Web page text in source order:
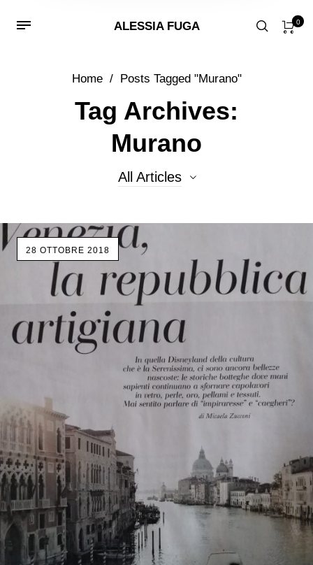
ALESSIA FUGA 0
Home / Posts Tagged "Murano"
Tag Archives:
Murano
All Articles
All Articles
Eventi
lavorazione a lume
Senza categoria
Stampa
Vetro
28 OTTOBRE 2018